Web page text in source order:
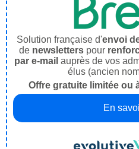
Solution française d'envoi
de newsletters pour
par e-mail auprès de vos
élus (ancien
Offre gratuite limitée ou
En